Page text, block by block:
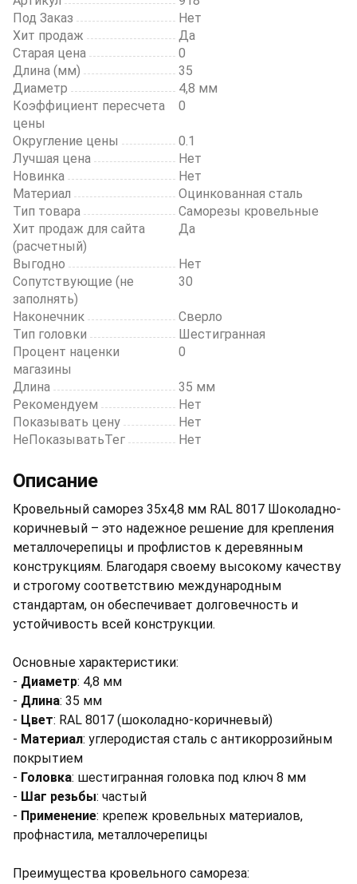
Под Заказ
Нет
Хит продаж
Да
Старая цена
0
Длина (мм)
35
Диаметр
4,8 мм
Коэффициент пересчета
цены
0
Округление цены
0.1
Лучшая цена
Нет
Новинка
Нет
Материал
Оцинкованная сталь
Тип товара
Саморезы кровельные
Хит продаж для сайта
(расчетный)
Да
Выгодно
Нет
Сопутствующие (не
заполнять)
30
Наконечник
Сверло
Тип головки
Шестигранная
Процент наценки
магазины
0
Длина
35 мм
Рекомендуем
Нет
Показывать цену
Нет
НеПоказыватьТег
Нет
Описание
Кровельный саморез 35х4,8 мм RAL 8017 Шоколадно-
коричневый – это надежное решение для крепления
металлочерепицы и профлистов к деревянным
конструкциям. Благодаря своему высокому качеству
и строгому соответствию международным
стандартам, он обеспечивает долговечность и
устойчивость всей конструкции.
Основные характеристики:
- Диаметр: 4,8 мм
- Длина: 35 мм
- Цвет: RAL 8017 (шоколадно-коричневый)
- Материал: углеродистая сталь с антикоррозийным
покрытием
- Головка: шестигранная головка под ключ 8 мм
- Шаг резьбы: частый
- Применение: крепеж кровельных материалов,
профнастила, металлочерепицы
Преимущества кровельного самореза: